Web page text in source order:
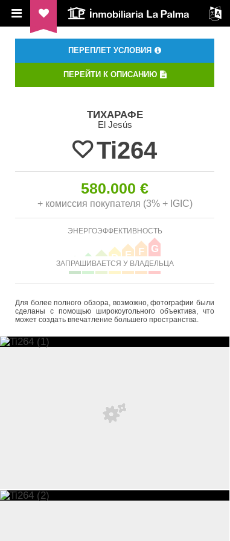
ILP Inmobiliaria La Palma
ПЕРЕПЛЕТ УСЛОВИЯ
ПЕРЕЙТИ К ОПИСАНИЮ
ТИХАРАФЕ
El Jesús
Ti264
580.000 €
+ комиссия покупателя (3% + IGIC)
ЭНЕРГОЭФФЕКТИВНОСТЬ
A B C D E F G
ЗАПРАШИВАЕТСЯ У ВЛАДЕЛЬЦА
Для более полного обзора, возможно, фотографии были
сделаны с помощью широкоугольного объектива, что
может создать впечатление большего пространства.